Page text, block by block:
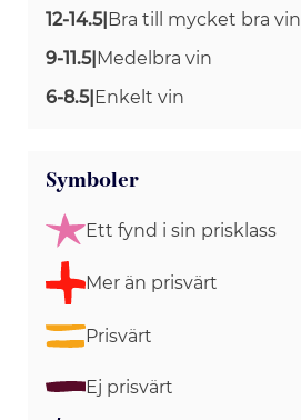
12-14.5| Bra till mycket bra vin
9-11.5| Medelbra vin
6-8.5| Enkelt vin
Symboler
Ett fynd i sin prisklass
Mer än prisvärt
Prisvärt
Ej prisvärt